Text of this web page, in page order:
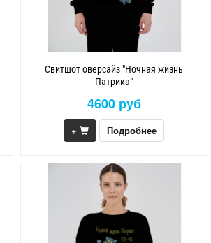
Свитшот оверсайз "Ночная жизнь
Патрика"
4600 руб
+ Подробнее